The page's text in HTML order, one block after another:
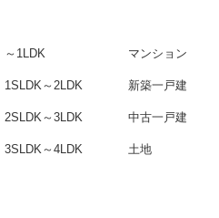
～1LDK
1SLDK～2LDK
2SLDK～3LDK
3SLDK～4LDK
マンション
新築一戸建
中古一戸建
土地